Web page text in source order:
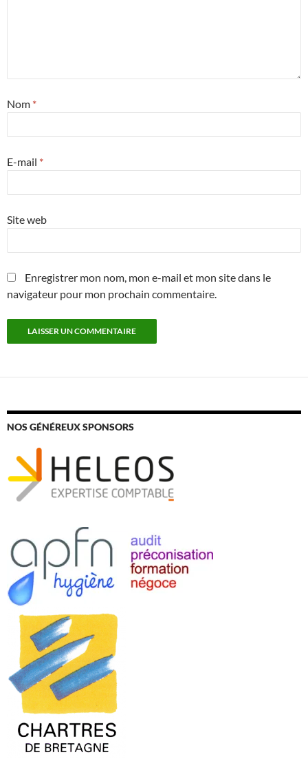
Nom *
E-mail *
Site web
Enregistrer mon nom, mon e-mail et mon site dans le
navigateur pour mon prochain commentaire.
NOS GÉNÉREUX SPONSORS